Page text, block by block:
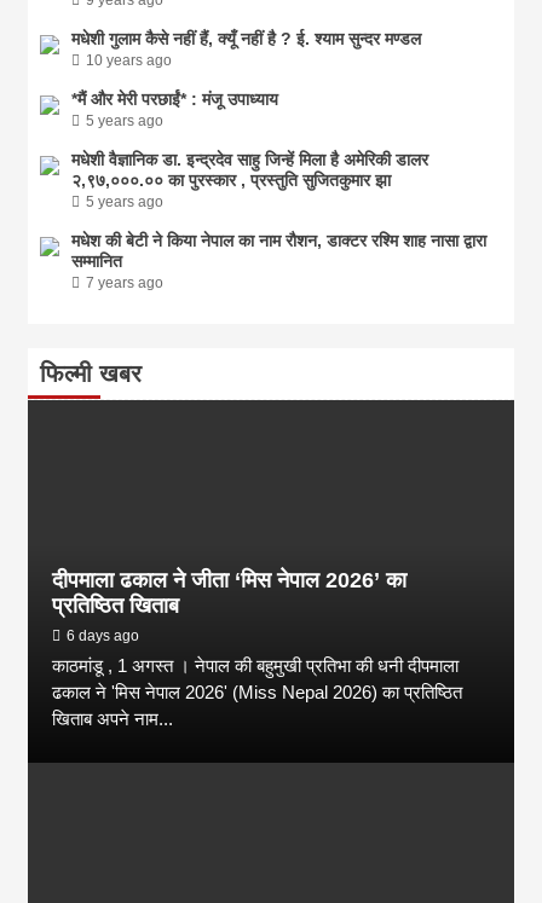
मधेशी गुलाम कैसे नहीं हैं, क्यूँ नहीं है ? ई. श्याम सुन्दर मण्डल
10 years ago
*मैं और मेरी परछाईं* : मंजू उपाध्याय
5 years ago
मधेशी वैज्ञानिक डा. इन्द्रदेव साहु जिन्हें मिला है अमेरिकी डालर
२,९७,०००.०० का पुरस्कार , प्रस्तुति सुजितकुमार झा
5 years ago
मधेश की बेटी ने किया नेपाल का नाम राैशन, डाक्टर रश्मि शाह नासा द्वारा
सम्मानित
7 years ago
फिल्मी खबर
दीपमाला ढकाल ने जीता ‘मिस नेपाल 2026’ का
प्रतिष्ठित खिताब
6 days ago
काठमांडू , 1 अगस्त । नेपाल की बहुमुखी प्रतिभा की धनी दीपमाला
ढकाल ने 'मिस नेपाल 2026' (Miss Nepal 2026) का प्रतिष्ठित
खिताब अपने नाम...